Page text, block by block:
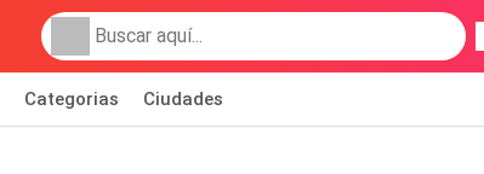
Categorias Ciudades